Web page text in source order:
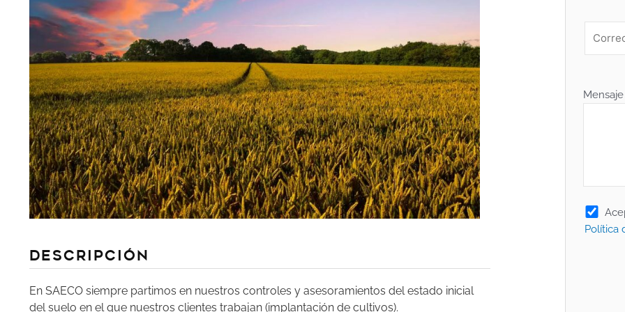
DEscripción
En SAECO siempre partimos en nuestros controles y asesoramientos del estado inicial
del suelo en el que nuestros clientes trabajan (implantación de cultivos).
Mensaje
Política